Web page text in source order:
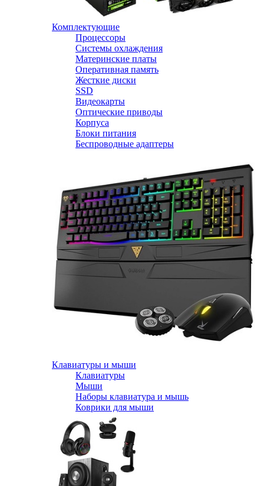
Комплектующие
Процессоры
Системы охлаждения
Материнские платы
Оперативная память
Жесткие диски
SSD
Видеокарты
Оптические приводы
Корпуса
Блоки питания
Беспроводные адаптеры
Клавиатуры и мыши
Клавиатуры
Мыши
Наборы клавиатура и мышь
Коврики для мыши